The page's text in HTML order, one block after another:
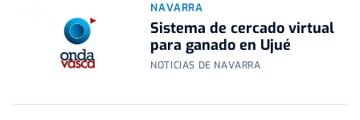
NAVARRA
Sistema de cercado virtual
para ganado en Ujué
NOTICIAS DE NAVARRA